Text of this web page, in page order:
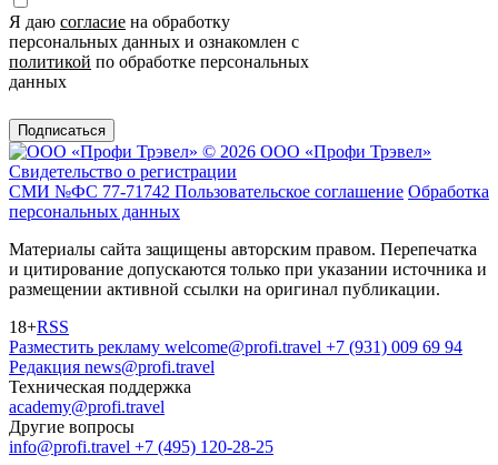
Я даю согласие на обработку
персональных данных и ознакомлен с
политикой по обработке персональных
данных
Подписаться
© 2026 ООО «Профи Трэвeл»
Свидетельство о регистрации
СМИ №ФС 77-71742 Пользовательское соглашение Обработка
персональных данных
Материалы сайта защищены авторским правом. Перепечатка
и цитирование допускаются только при указании источника и
размещении активной ссылки на оригинал публикации.
18+RSS
Разместить рекламу welcome@profi.travel +7 (931) 009 69 94
Редакция news@profi.travel
Техническая поддержка
academy@profi.travel
Другие вопросы
info@profi.travel +7 (495) 120-28-25